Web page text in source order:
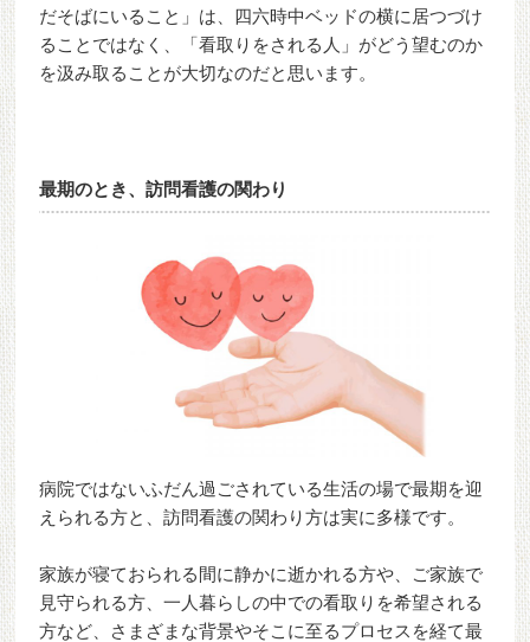
だそばにいること」は、四六時中ベッドの横に居つづけ
ることではなく、「看取りをされる人」がどう望むのか
を汲み取ることが大切なのだと思います。
最期のとき、訪問看護の関わり
病院ではないふだん過ごされている生活の場で最期を迎
えられる方と、訪問看護の関わり方は実に多様です。
家族が寝ておられる間に静かに逝かれる方や、ご家族で
見守られる方、一人暮らしの中での看取りを希望される
方など、さまざまな背景やそこに至るプロセスを経て最